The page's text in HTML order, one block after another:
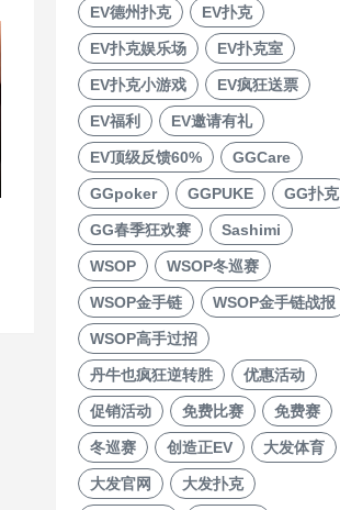
EV德州扑克 EV扑克
EV扑克娱乐场 EV扑克室
EV扑克小游戏 EV疯狂送票
EV福利 EV邀请有礼
EV顶级反馈60% GGCare
GGpoker GGPUKE GG扑克
GG春季狂欢赛 Sashimi
WSOP WSOP冬巡赛
WSOP金手链 WSOP金手链战报
WSOP高手过招
丹牛也疯狂逆转胜 优惠活动
促销活动 免费比赛 免费赛
冬巡赛 创造正EV 大发体育
大发官网 大发扑克